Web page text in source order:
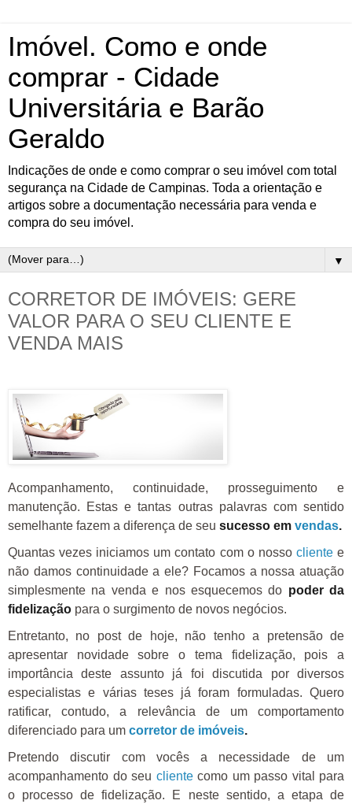
Imóvel. Como e onde
comprar - Cidade
Universitária e Barão
Geraldo
Indicações de onde e como comprar o seu imóvel com total
segurança na Cidade de Campinas. Toda a orientação e
artigos sobre a documentação necessária para venda e
compra do seu imóvel.
▼
CORRETOR DE IMÓVEIS: GERE
VALOR PARA O SEU CLIENTE E
VENDA MAIS
Acompanhamento, continuidade, prosseguimento e
manutenção. Estas e tantas outras palavras com sentido
semelhante fazem a diferença de seu sucesso em vendas.
Quantas vezes iniciamos um contato com o nosso clientee
não damos continuidade a ele? Focamos a nossa atuação
simplesmente na venda e nos esquecemos do poder da
fidelização para o surgimento de novos negócios.
Entretanto, no post de hoje, não tenho a pretensão de
apresentar novidade sobre o tema fidelização, pois a
importância deste assunto já foi discutida por diversos
especialistas e várias teses já foram formuladas. Quero
ratificar, contudo, a relevância de um comportamento
diferenciado para um corretor de imóveis.
Pretendo discutir com vocês a necessidade de um
acompanhamento do seu clientecomo um passo vital para
o processo de fidelização. E neste sentido, a etapa de